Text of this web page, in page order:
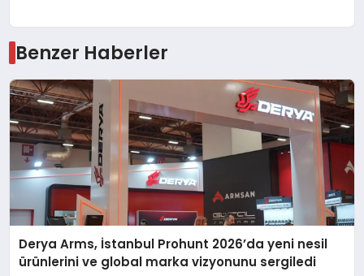
Benzer Haberler
Derya Arms, İstanbul Prohunt 2026’da yeni nesil
ürünlerini ve global marka vizyonunu sergiledi